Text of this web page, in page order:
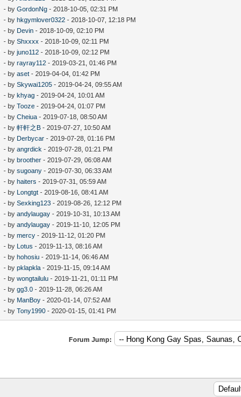
- byGordonNg - 2018-10-05, 02:31 PM
- byhkgymlover0322 - 2018-10-07, 12:18 PM
- by Devin - 2018-10-09, 02:10 PM
- byShxxxx - 2018-10-09, 02:11 PM
- byjuno112 - 2018-10-09, 02:12 PM
- byrayray112 - 2019-03-21, 01:46 PM
- byaset - 2019-04-04, 01:42 PM
- bySkywai1205 - 2019-04-24, 09:55 AM
- bykhyag - 2019-04-24, 10:01 AM
- byTooze - 2019-04-24, 01:07 PM
- byCheiua - 2019-07-18, 08:50 AM
- by軒軒之B - 2019-07-27, 10:50 AM
- by Derbycar - 2019-07-28, 01:16 PM
- byangrdick - 2019-07-28, 01:21 PM
- bybroother - 2019-07-29, 06:08 AM
- bysugoany - 2019-07-30, 06:33 AM
- byhaiters - 2019-07-31, 05:59 AM
- by Longtgt - 2019-08-16, 08:41 AM
- bySexking123 - 2019-08-26, 12:12 PM
- byandylaugay - 2019-10-31, 10:13 AM
- byandylaugay - 2019-11-10, 12:05 PM
- bymercy - 2019-11-12, 01:20 PM
- by Lotus - 2019-11-13, 08:16 AM
- byhohosiu - 2019-11-14, 06:46 AM
- bypklapkla - 2019-11-15, 09:14 AM
- bywongtailulu - 2019-11-21, 01:11 PM
- bygg3.0 - 2019-11-28, 06:26 AM
- by ManBoy - 2020-01-14, 07:52 AM
- byTony1990 - 2020-01-15, 01:41 PM
Forum Jump: